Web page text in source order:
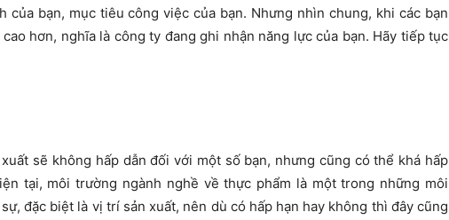
của bạn, mục tiêu công việc của bạn. Nhưng nhìn chung, khi các bạn
hơn, nghĩa là công ty đang ghi nhận năng lực của bạn. Hãy tiếp tục
sẽ không hấp dẫn đối với một số bạn, nhưng cũng có thể khá hấp
tại, môi trường ngành nghề về thực phẩm là một trong những môi
đặc biệt là vị trí sản xuất, nên dù có hấp hạn hay không thì đây cũng